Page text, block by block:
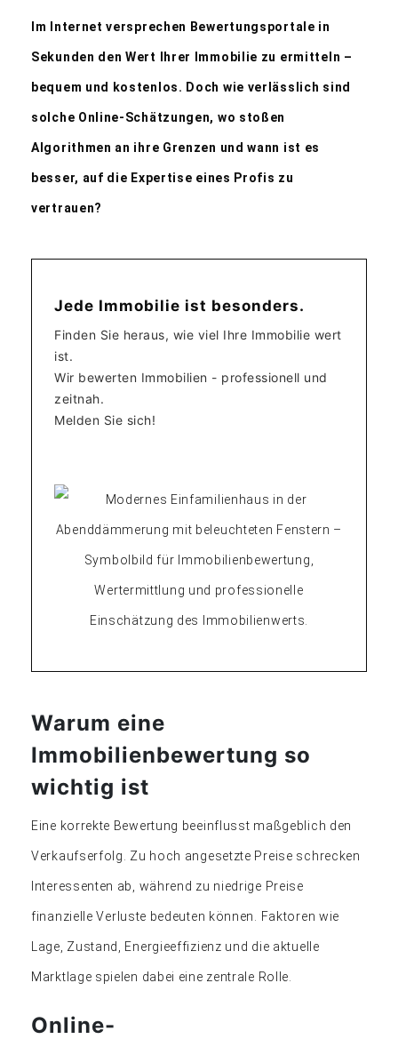
Im Internet versprechen Bewertungsportale in
Sekunden den Wert Ihrer Immobilie zu ermitteln –
bequem und kostenlos. Doch wie verlässlich sind
solche Online-Schätzungen, wo stoßen
Algorithmen an ihre Grenzen und wann ist es
besser, auf die Expertise eines Profis zu
vertrauen?
Jede Immobilie ist besonders.
Finden Sie heraus, wie viel Ihre Immobilie wert
ist.
Wir bewerten Immobilien - professionell und
zeitnah.
Melden Sie sich!
Warum eine
Immobilienbewertung so
wichtig ist
Eine korrekte Bewertung beeinflusst maßgeblich den
Verkaufserfolg. Zu hoch angesetzte Preise schrecken
Interessenten ab, während zu niedrige Preise
finanzielle Verluste bedeuten können. Faktoren wie
Lage, Zustand, Energieeffizienz und die aktuelle
Marktlage spielen dabei eine zentrale Rolle.
Online-